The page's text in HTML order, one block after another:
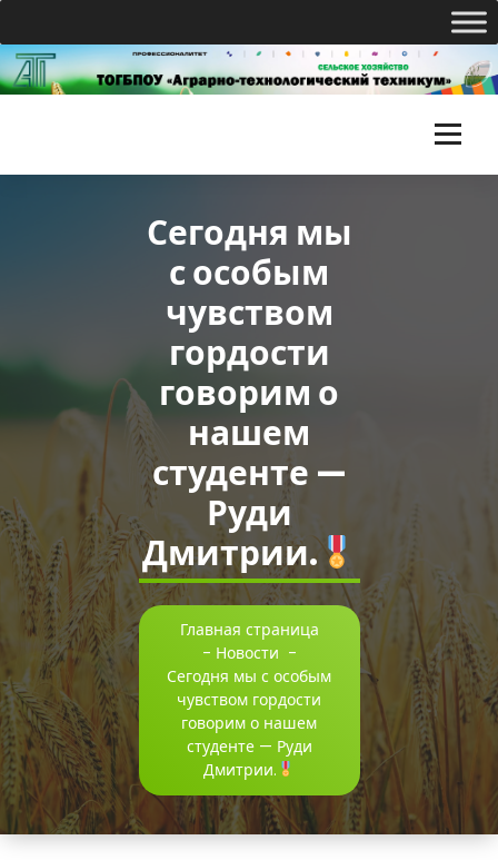
Перейти
к
содержимому
О
«
г
р
а
р
н
о
-
т
е
Сегодня мы
с особым
чувством
гордости
говорим о
нашем
студенте —
Руди
Дмитрии.
Главная страница
- Новости -
Сегодня мы с особым
чувством гордости
говорим о нашем
студенте — Руди
Дмитрии.